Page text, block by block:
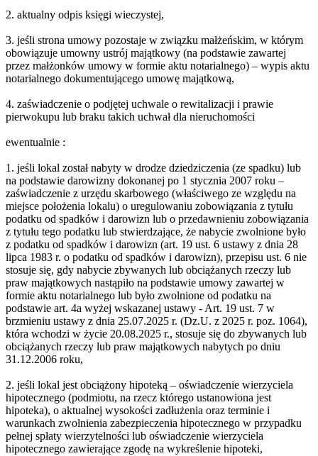
2. aktualny odpis księgi wieczystej,
3. jeśli strona umowy pozostaje w związku małżeńskim, w którym
obowiązuje umowny ustrój majątkowy (na podstawie zawartej
przez małżonków umowy w formie aktu notarialnego) – wypis aktu
notarialnego dokumentującego umowę majątkową,
4. zaświadczenie o podjętej uchwale o rewitalizacji i prawie
pierwokupu lub braku takich uchwał dla nieruchomości
ewentualnie :
1. jeśli lokal został nabyty w drodze dziedziczenia (ze spadku) lub
na podstawie darowizny dokonanej po 1 stycznia 2007 roku –
zaświadczenie z urzędu skarbowego (właściwego ze względu na
miejsce położenia lokalu) o uregulowaniu zobowiązania z tytułu
podatku od spadków i darowizn lub o przedawnieniu zobowiązania
z tytułu tego podatku lub stwierdzające, że nabycie zwolnione było
z podatku od spadków i darowizn (art. 19 ust. 6 ustawy z dnia 28
lipca 1983 r. o podatku od spadków i darowizn), przepisu ust. 6 nie
stosuje się, gdy nabycie zbywanych lub obciążanych rzeczy lub
praw majątkowych nastąpiło na podstawie umowy zawartej w
formie aktu notarialnego lub było zwolnione od podatku na
podstawie art. 4a wyżej wskazanej ustawy - Art. 19 ust. 7 w
brzmieniu ustawy z dnia 25.07.2025 r. (Dz.U. z 2025 r. poz. 1064),
która wchodzi w życie 20.08.2025 r., stosuje się do zbywanych lub
obciążanych rzeczy lub praw majątkowych nabytych po dniu
31.12.2006 roku,
2. jeśli lokal jest obciążony hipoteką – oświadczenie wierzyciela
hipotecznego (podmiotu, na rzecz którego ustanowiona jest
hipoteka), o aktualnej wysokości zadłużenia oraz terminie i
warunkach zwolnienia zabezpieczenia hipotecznego w przypadku
pełnej spłaty wierzytelności lub oświadczenie wierzyciela
hipotecznego zawierające zgodę na wykreślenie hipoteki,